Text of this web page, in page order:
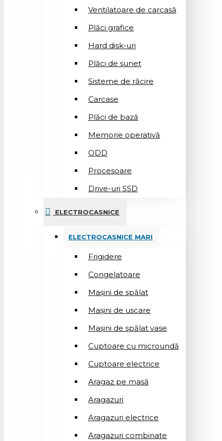
Ventilatoare de carcasă
Plăci grafice
Hard disk-uri
Plăci de sunet
Sisteme de răcire
Carcase
Plăci de bază
Memorie operativă
ODD
Procesoare
Drive-uri SSD
ELECTROCASNICE
ELECTROCASNICE MARI
Frigidere
Congelatoare
Mașini de spălat
Mașini de uscare
Mașini de spălat vase
Cuptoare cu microundă
Cuptoare electrice
Aragaz pe masă
Aragazuri
Aragazuri electrice
Aragazuri combinate